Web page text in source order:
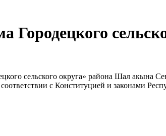
Городецкого
сельского округа» района Шал акына
с Конституцией и законами